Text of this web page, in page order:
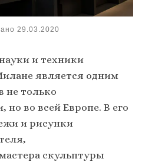
29.03.2020
и техники
является одним
не только
во всей Европе. В его
и рисунки
скульптуры